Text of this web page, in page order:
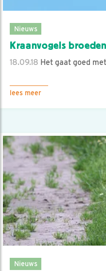
Nieuws
Kraanvogels
18.09.18 Het gaat goed
lees meer
Nieuws